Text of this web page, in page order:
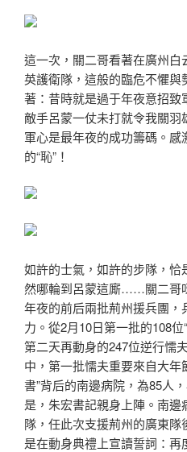
這一次，關二哥看著在廣州白
英護衛隊，這般的臨危不懼
著：昔時就是過于年夜意招致
敵手呂蒙一仗未打就令我關
軍心是最年夜的成功籌碼。
的“恥”！
如許的士氣，如許的步隊，
然哪輪到呂蒙這廝……關二哥
年夜的前后兩批荊州援兵團
力。從2月10日第一批的108
第二天再動身的247位逆行懦
中，第一批懦夫重要來自大年
書”背后的南邊病院，為85人
是，朱宏書記親身上陣。南
隊，任此次支援荊州的廣東
是在動身典禮上宣讀誓詞：再